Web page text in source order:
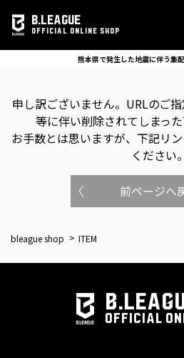
B.LEAGUE
OFFICIAL ONLINE SHOP
熊本県で発生した地震に伴う集
申し訳ございません。 URLのご
等に伴い削除されてしまった
お手数とは思いますが、下記リ
ください。
前ページへ
bleague shop ITEM
OFFICIAL